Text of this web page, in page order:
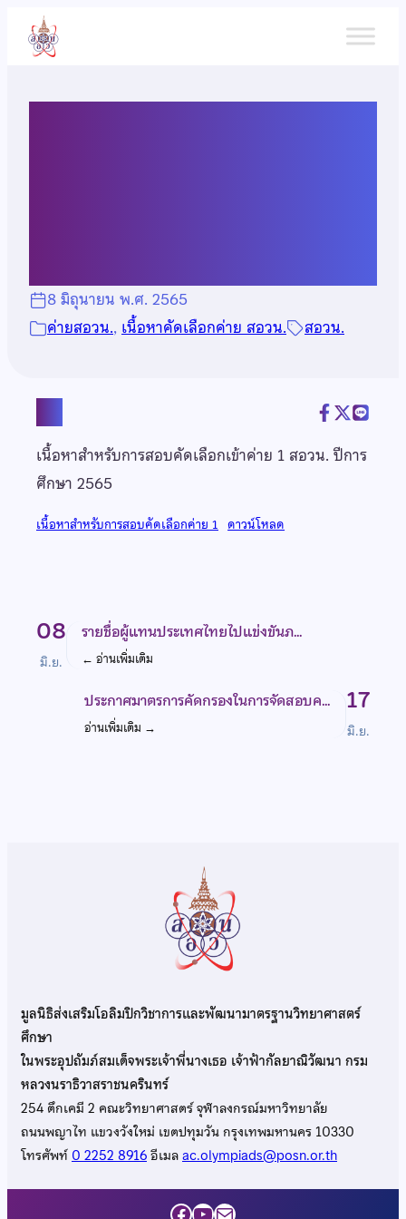
เนื้อหา
8 มิถุนายน พ.ศ. 2565
ค่ายสอวน., เนื้อหาคัดเลือกค่าย สอวน. สอวน.
เนื้อหาสำหรับการสอบคัดเลือกเข้าค่าย 1 สอวน. ปีการ
ศึกษา 2565
เนื้อหาสำหรับการสอบคัดเลือกค่าย 1 ดาวน์โหลด
08
มิ.ย.
รายชื่อผู้แทนประเทศไทยไปแข่งขันภ…
← อ่านเพิ่มเติม
17
มิ.ย.
ประกาศมาตรการคัดกรองในการจัดสอบค…
อ่านเพิ่มเติม →
มูลนิธิส่งเสริมโอลิมปิกวิชาการและพัฒนามาตรฐานวิทยาศาสตร์
ศึกษา
ในพระอุปถัมภ์สมเด็จพระเจ้าพี่นางเธอ เจ้าฟ้ากัลยาณิวัฒนา กรม
หลวงนราธิวาสราชนครินทร์
254 ตึกเคมี 2 คณะวิทยาศาสตร์ จุฬาลงกรณ์มหาวิทยาลัย
ถนนพญาไท แขวงวังใหม่ เขตปทุมวัน กรุงเทพมหานคร 10330
โทรศัพท์0 2252 8916อีเมลac.olympiads@posn.or.th